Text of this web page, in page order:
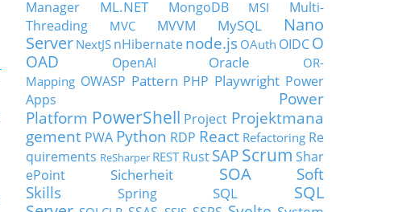
Manager
ML.NET MongoDB MSI
Multi-
Threading
MVC MVVM MySQL
Nano
Server NextJS nHibernatenode.js OAuth OIDCO
OAD
OpenAI Oracle
OR-
Mapping OWASP Pattern PHP Playwright Power
Apps
Power
Platform PowerShell Project Projektmana
gement PWA Python RDP React Refactoring Re
quirements ReSharper REST Rust SAP Scrum Shar
ePoint
Sicherheit SOA
Soft
Skills
Spring SQL
SQL